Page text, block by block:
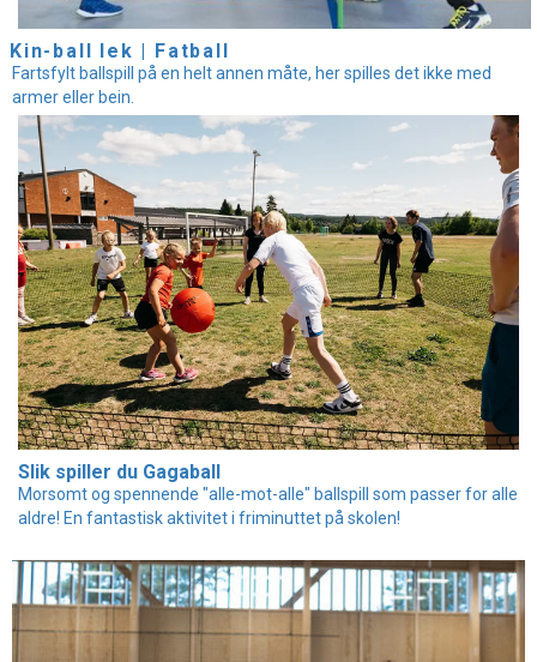
Kin-ball lek | Fatball
Fartsfylt ballspill på en helt annen måte, her spilles det ikke med
armer eller bein.
Slik spiller du Gagaball
Morsomt og spennende "alle-mot-alle" ballspill som passer for alle
aldre! En fantastisk aktivitet i friminuttet på skolen!